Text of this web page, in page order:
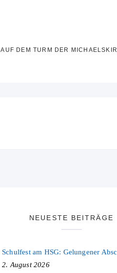
AUF DEM TURM DER
NEUESTE BEITRÄGE
2. August 2026